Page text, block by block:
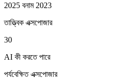
2025 বনাম 2023
তাত্ত্বিক এক্সপোজার
30
AI কী করতে পারে
পর্যবেক্ষিত এক্সপোজার